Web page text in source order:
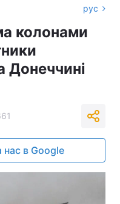
рус
колонами
Донеччині
нас в Google